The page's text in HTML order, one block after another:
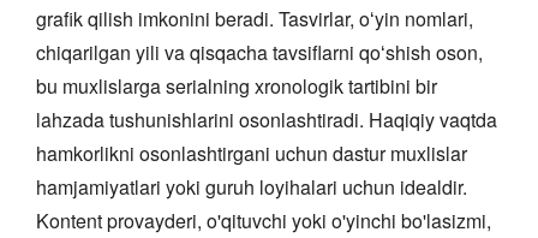
grafik qilish imkonini beradi. Tasvirlar, oʻyin nomlari,
chiqarilgan yili va qisqacha tavsiflarni qoʻshish oson,
bu muxlislarga serialning xronologik tartibini bir
lahzada tushunishlarini osonlashtiradi. Haqiqiy vaqtda
hamkorlikni osonlashtirgani uchun dastur muxlislar
hamjamiyatlari yoki guruh loyihalari uchun idealdir.
Kontent provayderi, o'qituvchi yoki o'yinchi bo'lasizmi,